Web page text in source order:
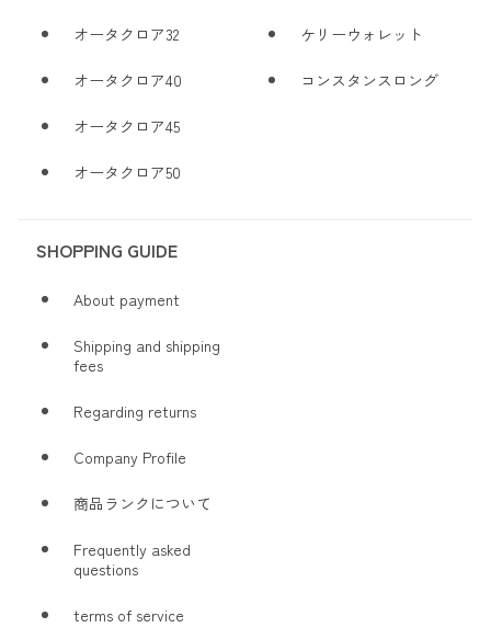
オータクロア32
オータクロア40
オータクロア45
オータクロア50
ケリーウォレット
コンスタンスロング
SHOPPING GUIDE
About payment
Shipping and shipping
fees
Regarding returns
Company Profile
商品ランクについて
Frequently asked
questions
terms of service